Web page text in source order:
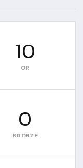
10
OR
0
BRONZE